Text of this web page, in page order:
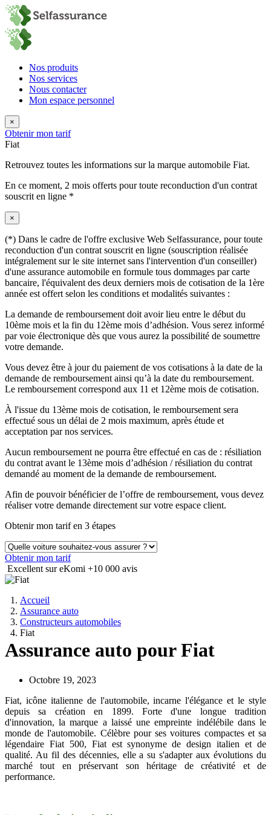
Nos produits
Nos services
Nous contacter
Mon espace personnel
×
Obtenir mon tarif
Fiat
Retrouvez toutes les informations sur la marque automobile Fiat.
En ce moment, 2 mois offerts pour toute reconduction d'un contrat
souscrit en ligne *
×
(*) Dans le cadre de l'offre exclusive Web Selfassurance, pour toute
reconduction d'un contrat souscrit en ligne (souscription réalisée
intégralement sur le site internet sans l'intervention d'un conseiller)
d'une assurance automobile en formule tous dommages par carte
bancaire, l'équivalent des deux derniers mois de cotisation de la 1ère
année est offert selon les conditions et modalités suivantes :
La demande de remboursement doit avoir lieu entre le début du
10ème mois et la fin du 12ème mois d’adhésion. Vous serez informé
par voie électronique dès que vous aurez la possibilité de soumettre
votre demande.
Vous devez être à jour du paiement de vos cotisations à la date de la
demande de remboursement ainsi qu’à la date du remboursement.
Le remboursement correspond aux 11 et 12ème mois de cotisation.
À l'issue du 13ème mois de cotisation, le remboursement sera
effectué sous un délai de 2 mois maximum, après étude et
acceptation par nos services.
Aucun remboursement ne pourra être effectué en cas de : résiliation
du contrat avant le 13ème mois d’adhésion / résiliation du contrat
demandé au moment de la demande de remboursement.
Afin de pouvoir bénéficier de l’offre de remboursement, vous devez
réaliser votre demande directement sur votre espace client.
Obtenir mon tarif en 3 étapes
Obtenir mon tarif
Excellent sur eKomi +10 000 avis
Accueil
Assurance auto
Constructeurs automobiles
Fiat
Assurance auto pour Fiat
Octobre 19, 2023
Fiat, icône italienne de l'automobile, incarne l'élégance et le style
depuis sa création en 1899. Forte d'une longue tradition
d'innovation, la marque a laissé une empreinte indélébile dans le
monde de l'automobile. Célèbre pour ses voitures compactes et sa
légendaire Fiat 500, Fiat est synonyme de design italien et de
qualité. Au fil des décennies, elle a su s'adapter aux évolutions du
marché tout en préservant son héritage de créativité et de
performance.